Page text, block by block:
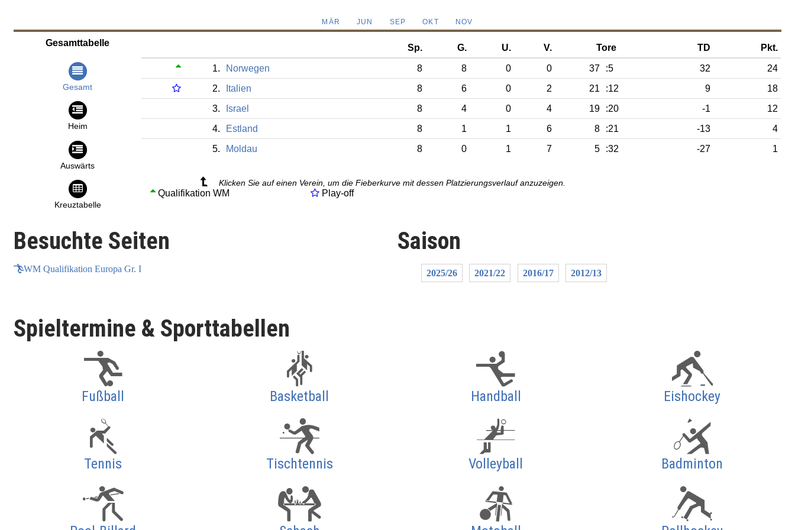
MÄR JUN SEP OKT NOV
Gesamttabelle
Gesamt
Heim
Auswärts
Kreuztabelle
Sp. G. U. V. Tore TD Pkt.
1. Norwegen 8 8 0 0 37 :5 32
24
2.
Italien 8 6 0 2 21 :12 9
18
3.
Israel 8 4 0 4 19 :20 -1
12
4.
Estland 8 1 1 6 8 :21 -13
4
5.
Moldau 8 0 1 7 5 :32 -27 1
Klicken Sie auf einen Verein, um die Fieberkurve mit dessen Platzierungsverlauf anzuzeigen.
Qualifikation WM Play-off
Besuchte Seiten
WM Qualifikation Europa Gr. I
Saison
2025/26 2021/22 2016/17 2012/13
Spieltermine & Sporttabellen
Fußball Basketball Handball Eishockey
Tennis Tischtennis Volleyball Badminton